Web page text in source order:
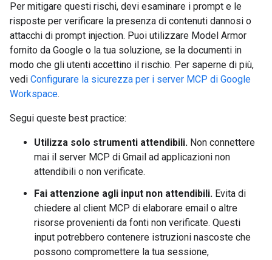
Per mitigare questi rischi, devi esaminare i prompt e le
risposte per verificare la presenza di contenuti dannosi o
attacchi di prompt injection. Puoi utilizzare Model Armor
fornito da Google o la tua soluzione, se la documenti in
modo che gli utenti accettino il rischio. Per saperne di più,
vedi Configurare la sicurezza per i server MCP di Google
Workspace.
Segui queste best practice:
Utilizza solo strumenti attendibili. Non connettere
mai il server MCP di Gmail ad applicazioni non
attendibili o non verificate.
Fai attenzione agli input non attendibili. Evita di
chiedere al client MCP di elaborare email o altre
risorse provenienti da fonti non verificate. Questi
input potrebbero contenere istruzioni nascoste che
possono compromettere la tua sessione,